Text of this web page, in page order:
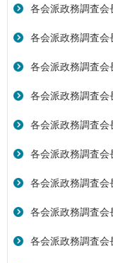
各会派政務調査会
各会派政務調査会
各会派政務調査会
各会派政務調査会
各会派政務調査会
各会派政務調査会
各会派政務調査会
各会派政務調査会
各会派政務調査会